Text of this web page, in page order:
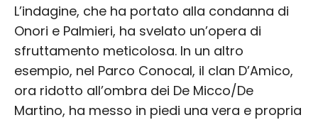
L’indagine, che ha portato alla condanna di
Onori e Palmieri, ha svelato un’opera di
sfruttamento meticolosa. In un altro
esempio, nel Parco Conocal, il clan D’Amico,
ora ridotto all’ombra dei De Micco/De
Martino, ha messo in piedi una vera e propria